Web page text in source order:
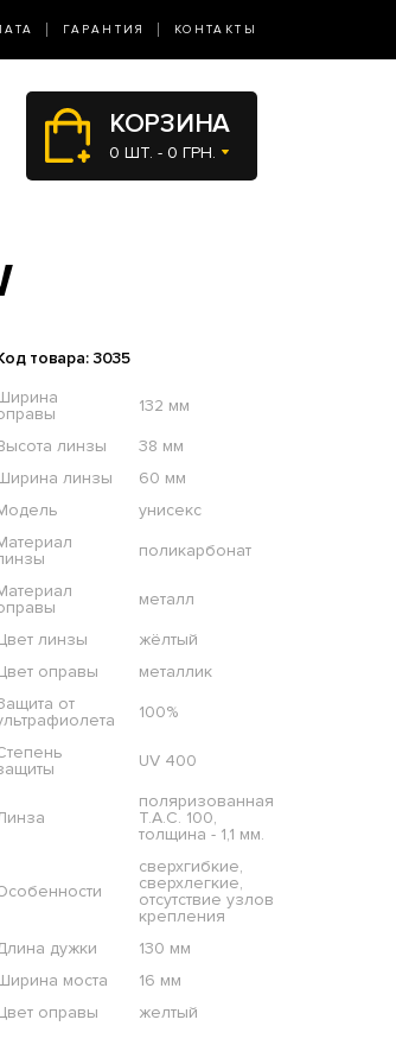
ГАРАНТИЯ КОНТАКТЫ
КОРЗИНА
0 ШТ. - 0 ГРН.
товара: 3035
132 мм
линзы
38 мм
линзы
60 мм
унисекс
поликарбонат
металл
линзы
жёлтый
оправы
металлик
от
100%
UV 400
поляризованная
T.A.C. 100,
толщина - 1,1 мм.
сверхгибкие,
сверхлегкие,
отсутствие узлов
крепления
дужки
130 мм
моста
16 мм
оправы
желтый